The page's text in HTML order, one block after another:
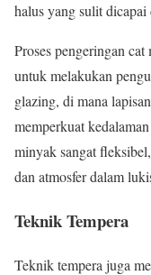
halus yang sulit
Proses pengeringan
untuk melakukan
glazing, di mana
memperkuat
minyak sangat
dan atmosfer dalam
Teknik Tempera
Teknik tempera juga